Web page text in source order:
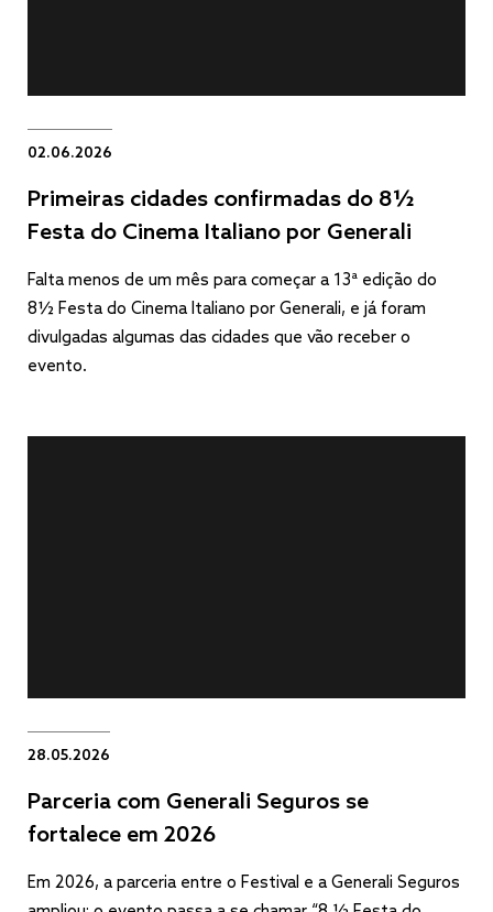
02.06.2026
Primeiras cidades confirmadas do 8½
Festa do Cinema Italiano por Generali
Falta menos de um mês para começar a 13ª edição do
8½ Festa do Cinema Italiano por Generali, e já foram
divulgadas algumas das cidades que vão receber o
evento.
28.05.2026
Parceria com Generali Seguros se
fortalece em 2026
Em 2026, a parceria entre o Festival e a Generali Seguros